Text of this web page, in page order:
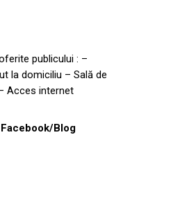
publicului : –
la domiciliu – Sală de
Acces internet
Blog